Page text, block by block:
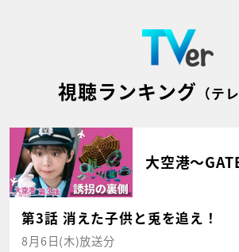
視聴ランキング （テ
大空港～
第3話 消えた子供と兎を追え！
8月6日(木)放送分